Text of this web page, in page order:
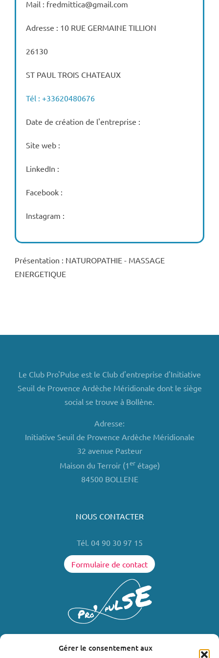
Gérer le consentement aux
Mail : fredmittica@gmail.com
Adresse : 10 RUE GERMAINE TILLION
26130
ST PAUL TROIS CHATEAUX
Tél : +33620480676
Date de création de l'entreprise :
Site web :
LinkedIn :
Facebook :
Instagram :
Présentation : NATUROPATHIE - MASSAGE
ENERGETIQUE
Le Club Pro'Pulse est le Club d'entreprise d'Initiative
Seuil de Provence Ardèche Méridionale dont le siège
social se trouve à Bollène.
Adresse:
Initiative Seuil de Provence Ardèche Méridionale
32 avenue Pasteur
Maison du Terroir (1erétage)
84500 BOLLENE
NOUS CONTACTER
Tél. 04 90 30 97 15
Formulaire de contact